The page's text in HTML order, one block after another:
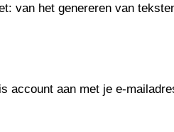
van het genereren van
account aan met je e-